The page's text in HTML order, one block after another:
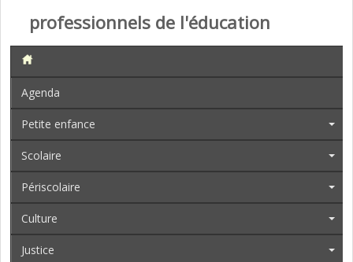
professionnels de l'éducation
Agenda
Petite enfance
Scolaire
Périscolaire
Culture
Justice